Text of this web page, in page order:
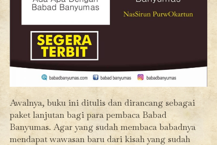
Awalnya, buku ini ditulis dan dirancang sebagai
paket lanjutan bagi para pembaca Babad
Banyumas. Agar yang sudah membaca babadnya
mendapat wawasan baru dari kisah yang sudah